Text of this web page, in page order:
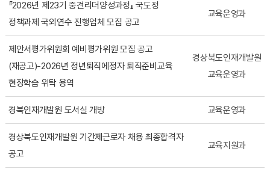
『2026년 제23기 중견리더양성과정』 국도정
정책과제 국외연수 진행업체 모집 공고
교육운영과
제안서평가위원회 예비평가위원 모집 공고
(재공고)-2026년 정년퇴직에정자 퇴직준비교육
현장학습 위탁 용역
경상북도인재개발원
교육운영과
경북인재개발원 도서실 개방 교육운영과
경상북도인재개발원 기간제근로자 채용 최종합격자
공고
교육지원과